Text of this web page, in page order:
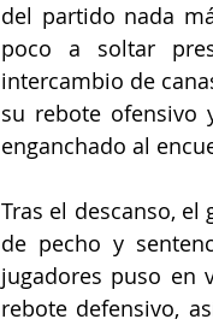
del partido nada
poco a soltar
intercambio de
su rebote ofensivo
enganchado al
Tras el descanso,
de pecho y
jugadores puso en
rebote defensivo,